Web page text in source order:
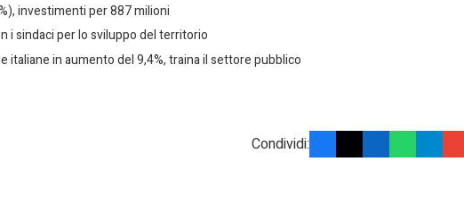
investimenti per 887 milioni
i sindaci per lo sviluppo del territorio
italiane in aumento del 9,4%, traina il settore pubblico
Condividi: